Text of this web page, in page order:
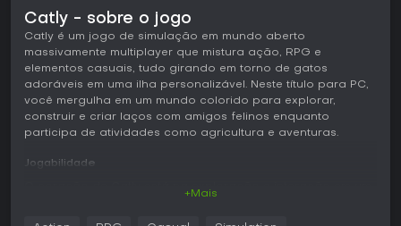
Catly - sobre o jogo
Catly é um jogo de simulação em mundo aberto
massivamente multiplayer que mistura ação, RPG e
elementos casuais, tudo girando em torno de gatos
adoráveis em uma ilha personalizável. Neste título para PC,
você mergulha em um mundo colorido para explorar,
construir e criar laços com amigos felinos enquanto
participa de atividades como agricultura e aventuras.
Jogabilidade
+Mais